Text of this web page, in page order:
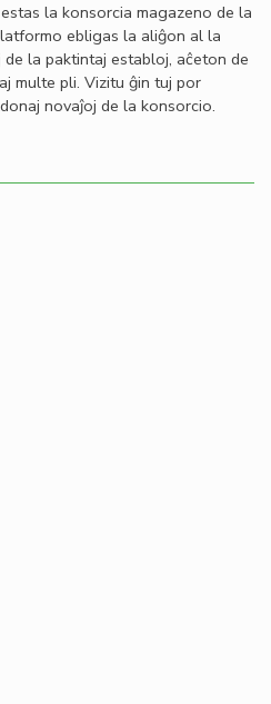
estas la konsorcia magazeno de la
ebligas la aliĝon al la
la paktintaj establoj, aĉeton de
multe pli. Vizitu ĝin tuj por
novaĵoj de la konsorcio.